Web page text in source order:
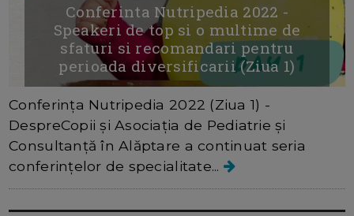
Conferinta Nutripedia 2022 -
Speakeri de top si o multime de
sfaturi si recomandari pentru
perioada diversificarii (Ziua 1)
Conferința Nutripedia 2022 (Ziua 1) -
DespreCopii și Asociația de Pediatrie și
Consultanță în Alăptare a continuat seria
conferințelor de specialitate...